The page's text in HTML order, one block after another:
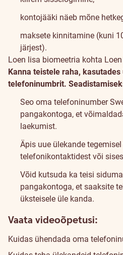
kontojääki näeb mõne
maksete kinnitamine (kuni
järjest).
Loen lisa biomeetria kohta
Kanna teistele raha,
telefoninumbrit.
Seo oma telefoninumber
pangakontoga, et
laekumist.
Äpis uue ülekande
telefonikontaktidest või
Võid kutsuda ka teisi
pangakontoga, et saaksite
üksteisele üle kanda.
Vaata videoõpetusi:
Kuidas ühendada oma